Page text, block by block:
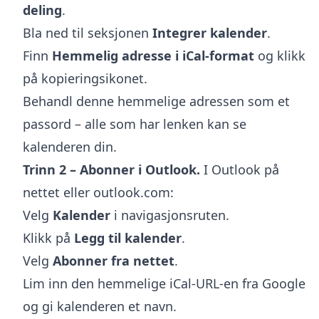
deling.
Bla ned til seksjonen Integrer kalender.
Finn Hemmelig adresse i iCal-format og klikk
på kopieringsikonet.
Behandl denne hemmelige adressen som et
passord – alle som har lenken kan se
kalenderen din.
Trinn 2 – Abonner i Outlook. I Outlook på
nettet eller outlook.com:
Velg Kalender i navigasjonsruten.
Klikk på Legg til kalender.
Velg Abonner fra nettet.
Lim inn den hemmelige iCal-URL-en fra Google
og gi kalenderen et navn.